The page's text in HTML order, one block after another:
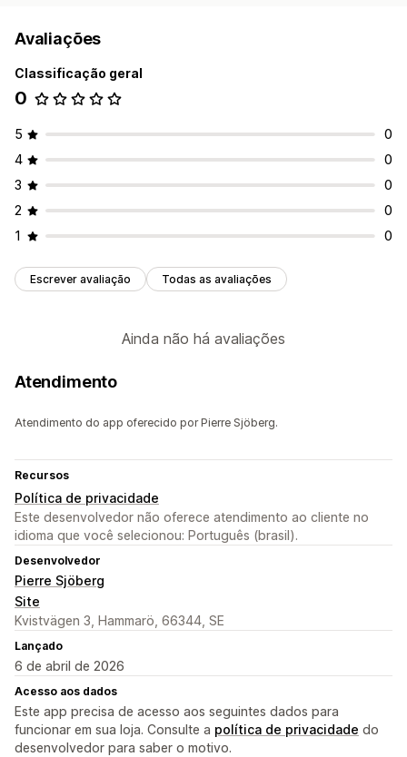
Avaliações
Classificação geral
0
5
0
4
0
3
0
2
0
1
0
Escrever avaliação Todas as avaliações
Ainda não há avaliações
Atendimento
Atendimento do app oferecido por Pierre Sjöberg.
Recursos
Política de privacidade
Este desenvolvedor não oferece atendimento ao cliente no
idioma que você selecionou: Português (brasil).
Desenvolvedor
Pierre Sjöberg
Site
Kvistvägen 3, Hammarö, 66344, SE
Lançado
6 de abril de 2026
Acesso aos dados
Este app precisa de acesso aos seguintes dados para
funcionar em sua loja. Consulte a política de privacidade do
desenvolvedor para saber o motivo.